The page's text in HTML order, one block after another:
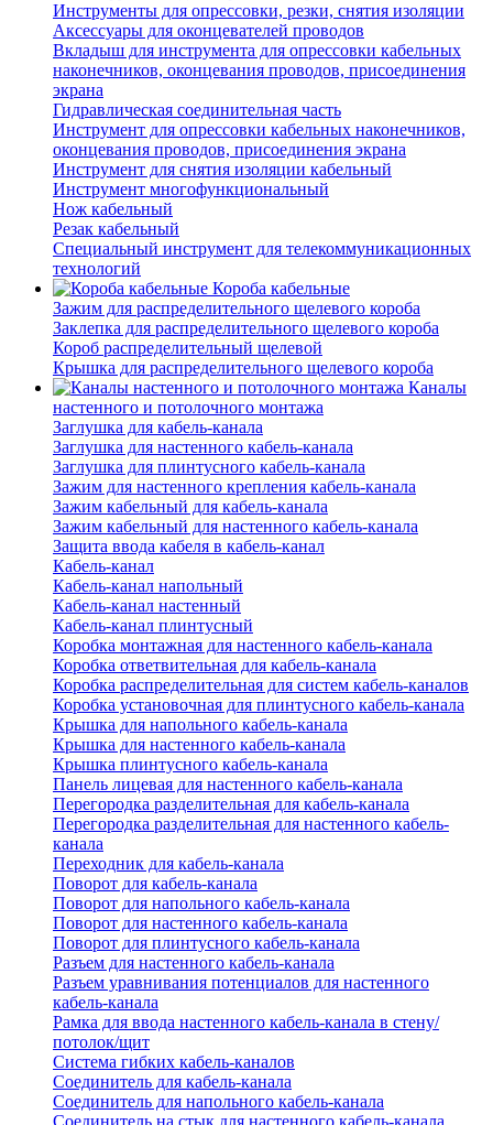
Инструменты для опрессовки, резки, снятия изоляции
Аксессуары для оконцевателей проводов
Вкладыш для инструмента для опрессовки кабельных
наконечников, оконцевания проводов, присоединения
экрана
Гидравлическая соединительная часть
Инструмент для опрессовки кабельных наконечников,
оконцевания проводов, присоединения экрана
Инструмент для снятия изоляции кабельный
Инструмент многофункциональный
Нож кабельный
Резак кабельный
Специальный инструмент для телекоммуникационных
технологий
Короба кабельные
Зажим для распределительного щелевого короба
Заклепка для распределительного щелевого короба
Короб распределительный щелевой
Крышка для распределительного щелевого короба
Каналы
настенного и потолочного монтажа
Заглушка для кабель-канала
Заглушка для настенного кабель-канала
Заглушка для плинтусного кабель-канала
Зажим для настенного крепления кабель-канала
Зажим кабельный для кабель-канала
Зажим кабельный для настенного кабель-канала
Защита ввода кабеля в кабель-канал
Кабель-канал
Кабель-канал напольный
Кабель-канал настенный
Кабель-канал плинтусный
Коробка монтажная для настенного кабель-канала
Коробка ответвительная для кабель-канала
Коробка распределительная для систем кабель-каналов
Коробка установочная для плинтусного кабель-канала
Крышка для напольного кабель-канала
Крышка для настенного кабель-канала
Крышка плинтусного кабель-канала
Панель лицевая для настенного кабель-канала
Перегородка разделительная для кабель-канала
Перегородка разделительная для настенного кабель-
канала
Переходник для кабель-канала
Поворот для кабель-канала
Поворот для напольного кабель-канала
Поворот для настенного кабель-канала
Поворот для плинтусного кабель-канала
Разъем для настенного кабель-канала
Разъем уравнивания потенциалов для настенного
кабель-канала
Рамка для ввода настенного кабель-канала в стену/
потолок/щит
Система гибких кабель-каналов
Соединитель для кабель-канала
Соединитель для напольного кабель-канала
Соединитель на стык для настенного кабель-канала